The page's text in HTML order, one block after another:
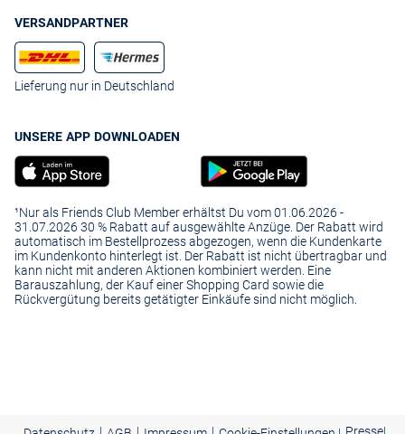
VERSANDPARTNER
Lieferung nur in Deutschland
UNSERE APP DOWNLOADEN
¹Nur als Friends Club Member erhältst Du vom 01.06.2026 -
31.07.2026 30 % Rabatt auf ausgewählte Anzüge. Der Rabatt wird
automatisch im Bestellprozess abgezogen, wenn die Kundenkarte
im Kundenkonto hinterlegt ist. Der Rabatt ist nicht übertragbar und
kann nicht mit anderen Aktionen kombiniert werden. Eine
Barauszahlung, der Kauf einer Shopping Card sowie die
Rückvergütung bereits getätigter Einkäufe sind nicht möglich.
| | | Presse|